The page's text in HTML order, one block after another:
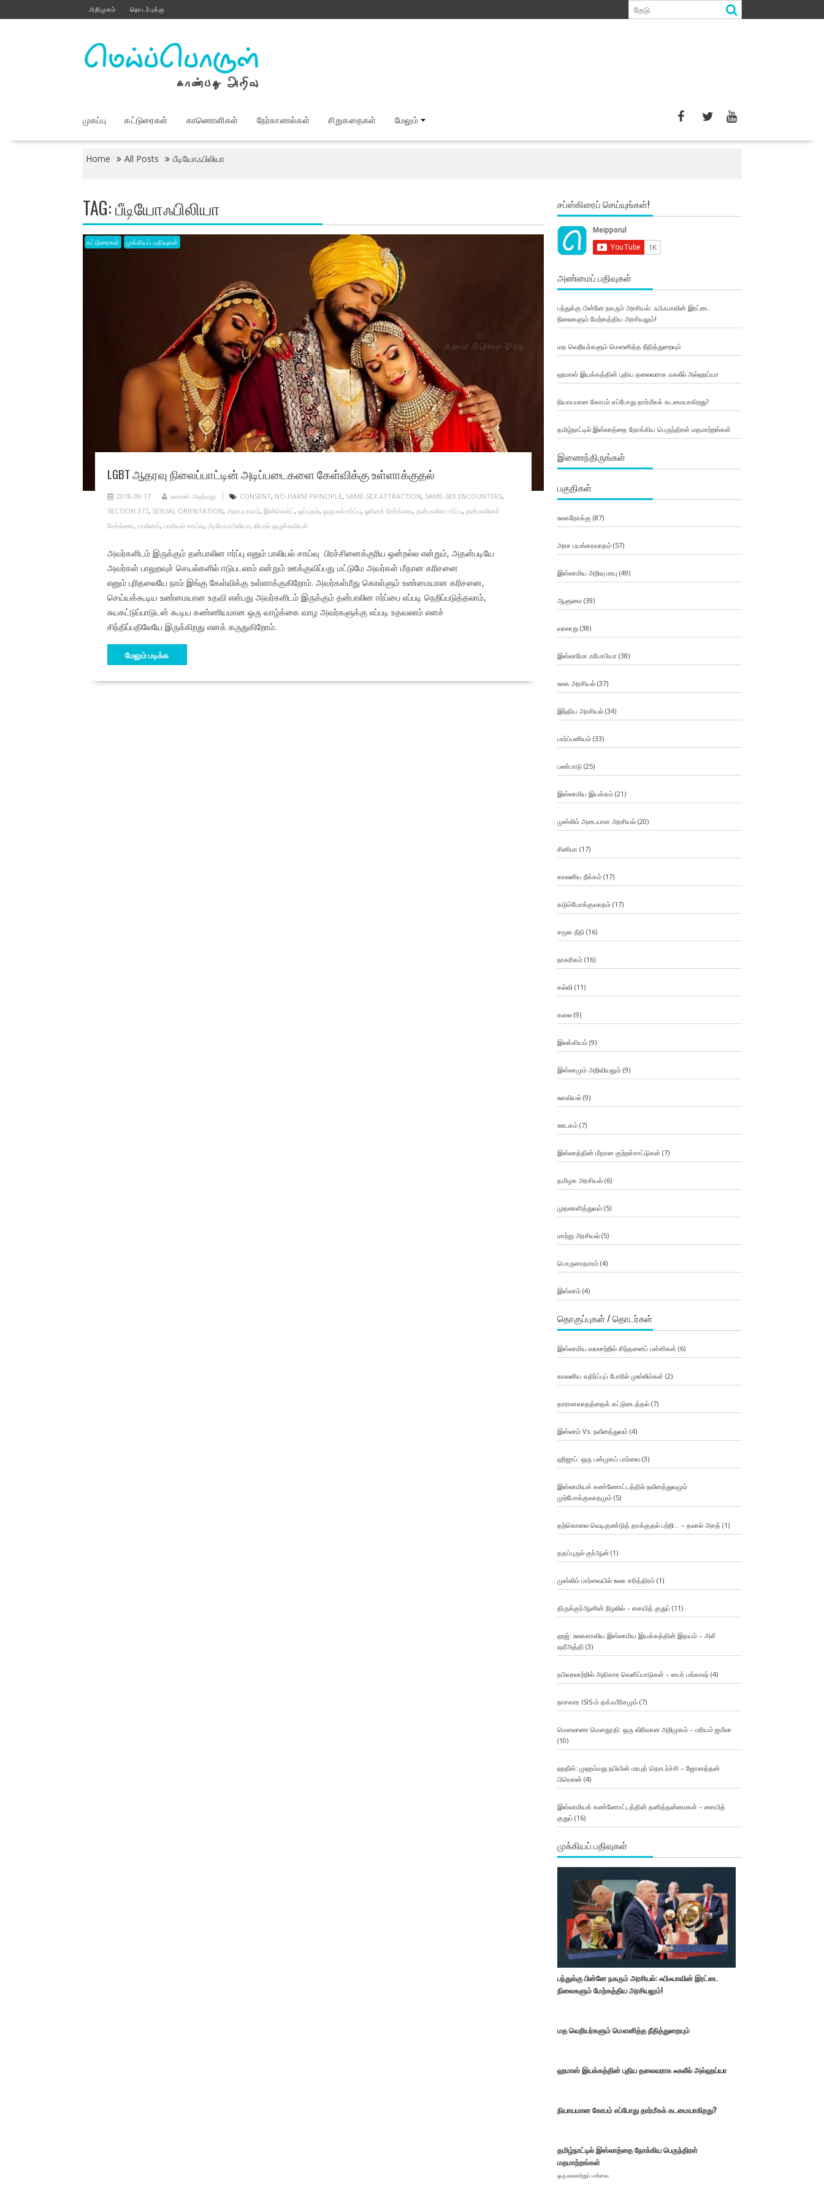
to
அறிமுகம் தொடர்புக்கு
முகப்பு கட்டுரைகள் காணொளிகள் நேர்காணல்கள் சிறுகதைகள் மேலும்
Home All Posts பீடியோஃபிலியா
TAG:பீடியோஃபிலியா
கட்டுரைகள் முக்கியப் பதிவுகள்
LGBT ஆதரவு நிலைப்பாட்டின் அடிப்படைகளை கேள்விக்கு உள்ளாக்குதல்
2018-09-17 உவைஸ் அஹ்மது CONSENT, NO-HARM PRINCIPLE, SAME-SEX ATTRACTION, SAME-SEX ENCOUNTERS,
SECTION 377, SEXUAL ORIENTATION, அடையாளம், இன்செஸ்ட், ஒப்புதல், ஒருபால் ஈர்ப்பு, ஓரினச் சேர்க்கை, தன்பாலின ஈர்ப்பு, தன்பாலினச்
சேர்க்கை, பாலினம், பாலியல் சாய்வு, பீடியோஃபிலியா, லிபரல் ஒழுக்கவியல்
அவர்களிடம் இருக்கும் தன்பாலின ஈர்ப்பு எனும் பாலியல் சாய்வு பிரச்சினைக்குரிய ஒன்றல்ல என்றும், அதன்படியே
அவர்கள் பாலுறவுச் செயல்களில் ஈடுபடலாம் என்றும் ஊக்குவிப்பது மட்டுமே அவர்கள் மீதான கரிசனை
எனும் புரிதலையே நாம் இங்கு கேள்விக்கு உள்ளாக்குகிறோம். அவர்கள்மீது கொள்ளும் உண்மையான கரிசனை,
செய்யக்கூடிய உண்மையான உதவி என்பது அவர்களிடம் இருக்கும் தன்பாலின ஈர்ப்பை எப்படி நெறிப்படுத்தலாம்,
சுயகட்டுப்பாடுடன் கூடிய கண்ணியமான ஒரு வாழ்க்கை வாழ அவர்களுக்கு எப்படி உதவலாம் எனச்
சிந்திப்பதிலேயே இருக்கிறது எனக் கருதுகிறோம்.
மேலும் படிக்க
சப்ஸ்கிரைப் செய்யுங்கள்!
அண்மைப் பதிவுகள்
பந்துக்கு பின்னே நகரும் அரசியல்: ஃபிஃபாவின் இரட்டை
நிலைகளும் மேற்கத்திய அரசியலும்!
மத வெறியர்களும் மௌனித்த நீதித்துறையும்
ஹமாஸ் இயக்கத்தின் புதிய தலைவராக ஃகலீல் அல்ஹய்யா
நியாயமான கோபம் எப்போது தார்மீகக் கடமையாகிறது?
தமிழ்நாட்டில் இஸ்லாத்தை நோக்கிய பெருந்திரள் மதமாற்றங்கள்
இணைந்திருங்கள்
பகுதிகள்
உலகநோக்கு (87)
அரச பயங்கரவாதம்(57)
இஸ்லாமிய அறிவு மரபு (49)
ஆளுமை(39)
வரலாறு(38)
இஸ்லாமோ ஃபோபியா (38)
உலக அரசியல்(37)
இந்திய அரசியல்(34)
பார்ப்பனியம்(33)
பண்பாடு(25)
இஸ்லாமிய இயக்கம்(21)
முஸ்லிம் அடையாள அரசியல்(20)
சினிமா (17)
காலனிய நீக்கம்(17)
கடும்போக்குவாதம்(17)
சமூக நீதி (16)
நாகரிகம்(16)
கல்வி (11)
கலை(9)
இலக்கியம்(9)
இஸ்லாமும் அறிவியலும்(9)
உளவியல்(9)
ஊடகம்(7)
இஸ்லாத்தின் மீதான குற்றச்சாட்டுகள் (7)
தமிழக அரசியல்(6)
முதலாளித்துவம்(5)
மாற்று அரசியல்(5)
பொருளாதாரம்(4)
இஸ்லாம்(4)
தொகுப்புகள் / தொடர்கள்
இஸ்லாமிய வரலாற்றில் சிந்தனைப் பள்ளிகள் (6)
காலனிய எதிர்ப்புப் போரில் முஸ்லிம்கள் (2)
தாராளவாதத்தைக் கட்டுடைத்தல்(7)
இஸ்லாம் Vs. நவீனத்துவம்(4)
ஹிஜாப்: ஒரு பன்முகப் பார்வை(3)
இஸ்லாமியக் கண்ணோட்டத்தில் நவீனத்துவமும்
முற்போக்குவாதமும்(5)
தற்கொலை வெடிகுண்டுத் தாக்குதல் பற்றி… – தலால் அசத் (1)
ததப்புருல் குர்ஆன் (1)
முஸ்லிம் பார்வையில் உலக சரித்திரம்(1)
திருக்குர்ஆனின் நிழலில் – சையித் குதுப் (11)
ஹஜ்: உலகளாவிய இஸ்லாமிய இயக்கத்தின் இதயம் – அலீ
ஷரீஅத்தி (3)
நபிவரலாற்றில் அதிகார வெளிப்பாடுகள் – ஸபர் பங்காஷ் (4)
நாசகார ISIS-ம் தக்ஃபீரிசமும்(7)
மௌலானா மௌதூதி: ஒரு விரிவான அறிமுகம் – மரியம் ஜமீலா
(10)
ஹதீஸ்: முஹம்மது நபியின் மரபுத் தொடர்ச்சி – ஜோனத்தன்
பிரௌன் (4)
இஸ்லாமியக் கண்ணோட்டத்தின் தனித்தன்மைகள் – சையித்
குதுப் (16)
முக்கியப் பதிவுகள்
பந்துக்கு பின்னே நகரும் அரசியல்: ஃபிஃபாவின் இரட்டை
நிலைகளும் மேற்கத்திய அரசியலும்!
மத வெறியர்களும் மௌனித்த நீதித்துறையும்
ஹமாஸ் இயக்கத்தின் புதிய தலைவராக ஃகலீல் அல்ஹய்யா
நியாயமான கோபம் எப்போது தார்மீகக் கடமையாகிறது?
தமிழ்நாட்டில் இஸ்லாத்தை நோக்கிய பெருந்திரள்
மதமாற்றங்கள்
ஒரு வரலாற்றுப் பார்வை